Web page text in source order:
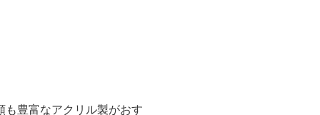
豊富なアクリル製がおす